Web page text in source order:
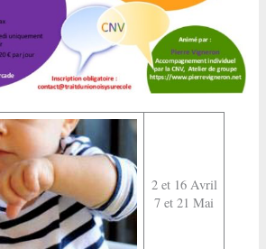
2 et 16 Avril
7 et 21 Mai